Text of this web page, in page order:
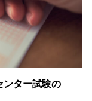
ンター試験の